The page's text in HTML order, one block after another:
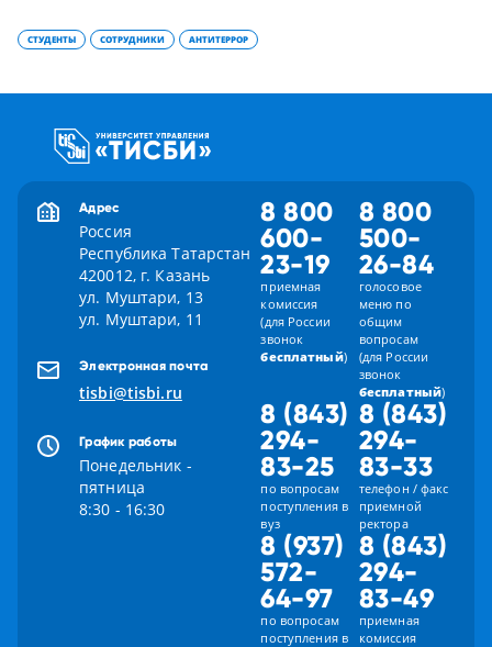
СТУДЕНТЫ СОТРУДНИКИ АНТИТЕРРОР
Адрес
Россия
Республика Татарстан
420012, г. Казань
ул. Муштари, 13
ул. Муштари, 11
Электронная почта
tisbi@tisbi.ru
График работы
Понедельник -
пятница
8:30 - 16:30
8 800
600-
23-19
приемная
комиссия
(для России
звонок
бесплатный)
8 800
500-
26-84
голосовое
меню по
общим
вопросам
(для России
звонок
бесплатный)
8 (843)
294-
83-25
по вопросам
поступления в
вуз
8 (843)
294-
83-33
телефон / факс
приемной
ректора
8 (937)
572-
64-97
по вопросам
поступления в
8 (843)
294-
83-49
приемная
комиссия